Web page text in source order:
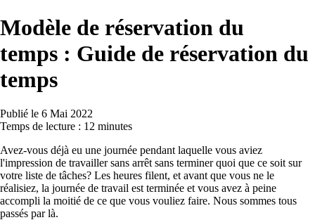
Modèle de réservation du
temps : Guide de réservation du
temps
Publié le 6 Mai 2022
Temps de lecture : 12 minutes
Avez-vous déjà eu une journée pendant laquelle vous aviez
l'impression de travailler sans arrêt sans terminer quoi que ce soit sur
votre liste de tâches? Les heures filent, et avant que vous ne le
réalisiez, la journée de travail est terminée et vous avez à peine
accompli la moitié de ce que vous vouliez faire. Nous sommes tous
passés par là.